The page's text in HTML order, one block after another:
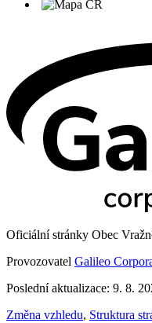
Oficiální stránky Obec
Provozovatel Galileo
Poslední aktualizace: 9. 8.
Změna vzhledu, Struktura